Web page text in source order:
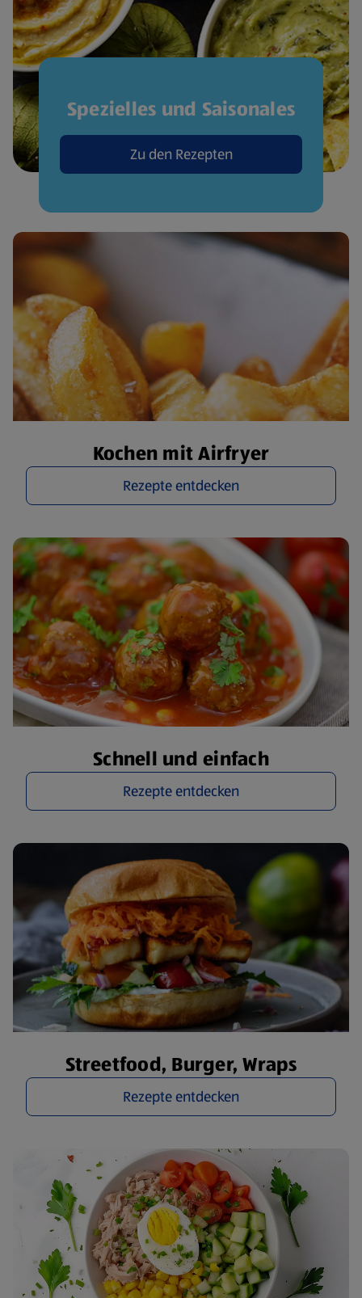
Spezielles und Saisonales
Zu den Rezepten
Kochen mit Airfryer
Rezepte entdecken
Schnell und einfach
Rezepte entdecken
Streetfood, Burger, Wraps
Rezepte entdecken